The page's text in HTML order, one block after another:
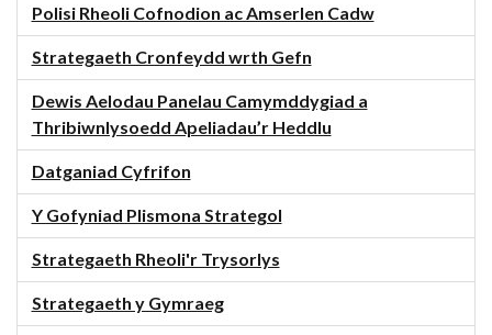
Polisi Rheoli Cofnodion ac Amserlen Cadw
Strategaeth Cronfeydd wrth Gefn
Dewis Aelodau Panelau Camymddygiad a
Thribiwnlysoedd Apeliadau’r Heddlu
Datganiad Cyfrifon
Y Gofyniad Plismona Strategol
Strategaeth Rheoli'r Trysorlys
Strategaeth y Gymraeg